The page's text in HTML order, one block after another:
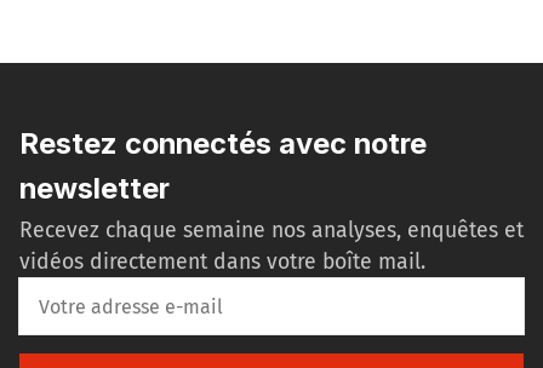
Restez connectés avec notre
newsletter
Recevez chaque semaine nos analyses, enquêtes et
vidéos directement dans votre boîte mail.